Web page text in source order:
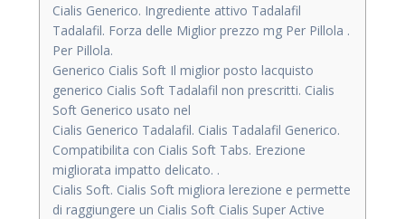
Cialis Generico. Ingrediente attivo Tadalafil
Tadalafil. Forza delle Miglior prezzo mg Per Pillola .
Per Pillola.
Generico Cialis Soft Il miglior posto lacquisto
generico Cialis Soft Tadalafil non prescritti. Cialis
Soft Generico usato nel
Cialis Generico Tadalafil. Cialis Tadalafil Generico.
Compatibilita con Cialis Soft Tabs. Erezione
migliorata impatto delicato. .
Cialis Soft. Cialis Soft migliora lerezione e permette
di raggiungere un Cialis Soft Cialis Super Active